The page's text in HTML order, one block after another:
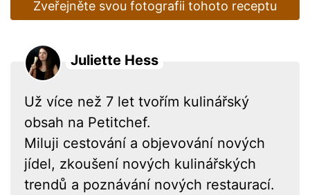
Zveřejněte svou fotografii tohoto receptu
Juliette Hess
Už více než 7 let tvořím kulinářský
obsah na Petitchef.
Miluji cestování a objevování nových
jídel, zkoušení nových kulinářských
trendů a poznávání nových restaurací.